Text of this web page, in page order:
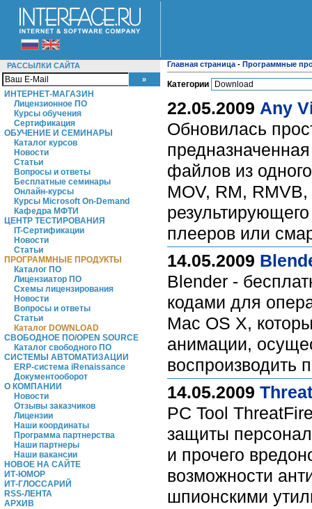
РАССЫЛКИ САЙТА
ИНТЕРНЕТ-МАГАЗИН
Лицензионное ПО
Курсы обучения
Сертификация
ОБУЧЕНИЕ И СЕМИНАРЫ
Каталог курсов
Новости
Статьи
Вопросы и ответы
Бесплатные семинары
Онлайн-курсы
Курсы Microsoft On-Demand
Кафедра МФТИ
ЦЕНТР ТЕСТИРОВАНИЯ
IT-Сертификации
Новости
Статьи
ПРОГРАММНЫЕ ПРОДУКТЫ
Каталог ПО
Лицензиатор ПО
Схемы лицензирования
Новости
Вопросы и ответы
Статьи
Каталог DOWNLOAD
СВОБОДНОЕ ПО/OPEN SOURCE
Каталог свободного ПО
СИСТЕМЫ АВТОМАТИЗАЦИИ
ERP-система iRenaissance
Документооборот
О КОМПАНИИ
Новости
Отзывы заказчиков
Лицензии
Наши координаты
Программа партнерства
Наши партнеры
Наши вакансии
НОВОЕ НА САЙТЕ
ИТ-ЮМОР
ИТ-ГЛОССАРИЙ
RSS-ЛЕНТА
АРХИВ
Главная страница - Программные
Категории
22.05.2009 Any
Обновилась
файлов из
MOV, RM,
плееров или
14.05.2009
Blender -
кодами для
Mac OS X,
анимации,
14.05.2009
PC Tool
защиты
и прочего
возможности
шпионскими